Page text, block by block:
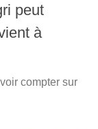
peut
à
compter sur